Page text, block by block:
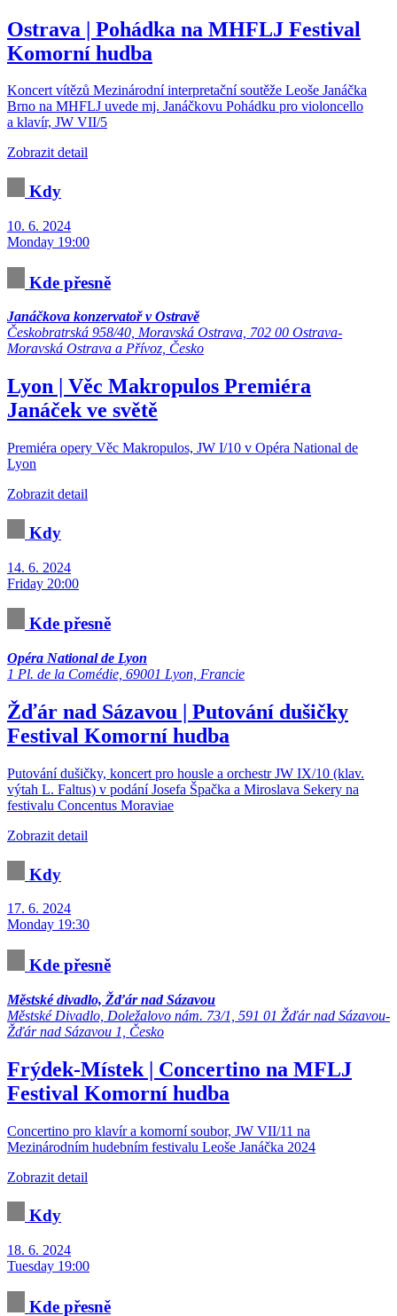
Ostrava | Pohádka na MHFLJ Festival
Komorní hudba
Koncert vítězů Mezinárodní interpretační soutěže Leoše Janáčka
Brno na MHFLJ uvede mj. Janáčkovu Pohádku pro violoncello
a klavír, JW VII/5
Zobrazit detail
Kdy
10. 6. 2024
Monday 19:00
Kde přesně
Janáčkova konzervatoř v Ostravě
Českobratrská 958/40, Moravská Ostrava, 702 00 Ostrava-
Moravská Ostrava a Přívoz, Česko
Lyon | Věc Makropulos Premiéra
Janáček ve světě
Premiéra opery Věc Makropulos, JW I/10 v Opéra National de
Lyon
Zobrazit detail
Kdy
14. 6. 2024
Friday 20:00
Kde přesně
Opéra National de Lyon
1 Pl. de la Comédie, 69001 Lyon, Francie
Žďár nad Sázavou | Putování dušičky
Festival Komorní hudba
Putování dušičky, koncert pro housle a orchestr JW IX/10 (klav.
výtah L. Faltus) v podání Josefa Špačka a Miroslava Sekery na
festivalu Concentus Moraviae
Zobrazit detail
Kdy
17. 6. 2024
Monday 19:30
Kde přesně
Městské divadlo, Žďár nad Sázavou
Městské Divadlo, Doležalovo nám. 73/1, 591 01 Žďár nad Sázavou-
Žďár nad Sázavou 1, Česko
Frýdek-Místek | Concertino na MFLJ
Festival Komorní hudba
Concertino pro klavír a komorní soubor, JW VII/11 na
Mezinárodním hudebním festivalu Leoše Janáčka 2024
Zobrazit detail
Kdy
18. 6. 2024
Tuesday 19:00
Kde přesně